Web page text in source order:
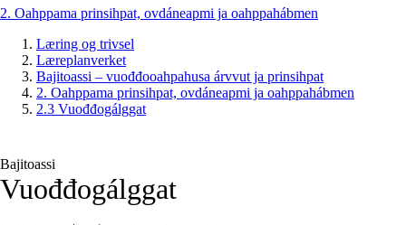
2. Oahppama prinsihpat, ovdáneapmi ja oahppahábmen
Læring og trivsel
Læreplanverket
Bajitoassi – vuođđooahpahusa árvvut ja prinsihpat
2. Oahppama prinsihpat, ovdáneapmi ja oahppahábmen
2.3 Vuođđogálggat
Bajitoassi
Vuođđogálggat